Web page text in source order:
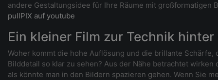
andere Gestaltungsidee für Ihre Räume mit großformatigen
pullPIX auf youtube
Ein kleiner Film zur Technik
Woher kommt die hohe Auflösung und die brillante Schärfe,
Bilddetail so klar zu sehen? Aus der Nähe betrachtet wirken
als könnte man in den Bildern spazieren gehen. Wenn Sie